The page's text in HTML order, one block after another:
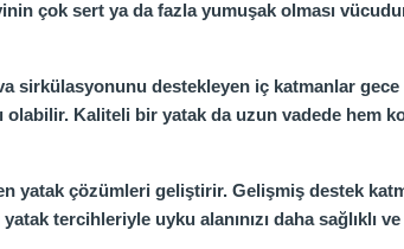
çok sert ya da fazla yumuşak olması
sirkülasyonunu destekleyen iç katmanlar
olabilir. Kaliteli bir yatak da uzun vadede hem
yatak çözümleri geliştirir. Gelişmiş destek
tercihleriyle uyku alanınızı daha sağlıklı